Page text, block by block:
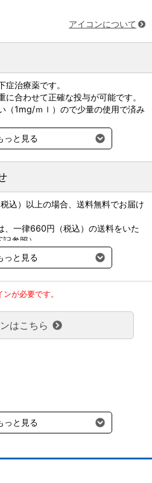
アイコンについて
症治療薬です。
に合わせて正確な投与が可能です。
（1mg/ｍｌ）ので少量の使用で済み
完了するので、日々の投与の煩わし
ム水和物（レボチロキシンナトリ
）をご請求させていただきます。
っと見る
込）以上の場合、送料無料でお届け
一律660円（税込）の送料をいた
参照）
縄県へのお届けにつきましては、1
円以上で配送無料となります。
します。
分かれる場合の送料負担は、１回分
ん。
注文の場合は、大型商品送料のみご
っと見る
が必要です。
はこちら
っと見る